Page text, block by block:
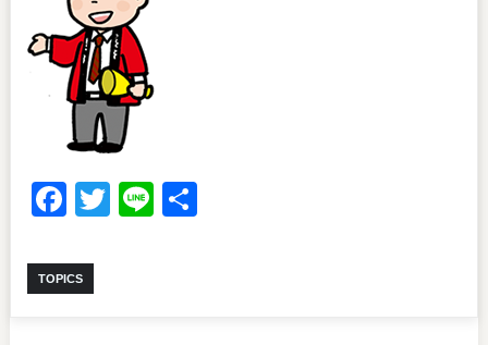
Facebook
Twitter
Line共
TOPICS